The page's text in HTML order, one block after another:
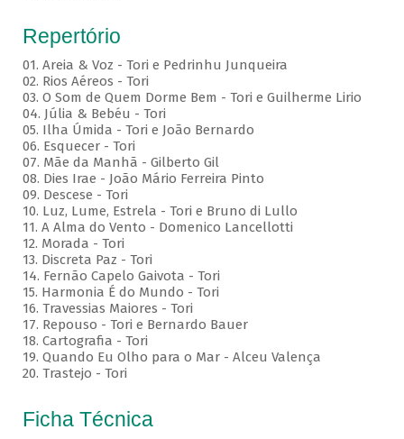
Repertório
01. Areia & Voz - Tori e Pedrinhu Junqueira
02. ⁠Rios Aéreos - Tori
03. O Som de Quem Dorme Bem - Tori e Guilherme Lirio
04. Júlia & Bebéu - Tori
05. Ilha Úmida - Tori e João Bernardo
06. Esquecer - Tori
07. Mãe da Manhã - Gilberto Gil
08. Dies Irae - João Mário Ferreira Pinto
09. Descese - Tori
10. Luz, Lume, Estrela - Tori e Bruno di Lullo
11. A Alma do Vento - Domenico Lancellotti
12. Morada - Tori
13. Discreta Paz - Tori
14. Fernão Capelo Gaivota - Tori
15. Harmonia É do Mundo - Tori
16. Travessias Maiores - Tori
17. Repouso - Tori e Bernardo Bauer
⁠18. Cartografia - Tori
19. Quando Eu Olho para o Mar - Alceu Valença
20. Trastejo - Tori
Ficha Técnica